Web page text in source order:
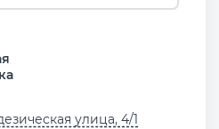
улица, 4/1